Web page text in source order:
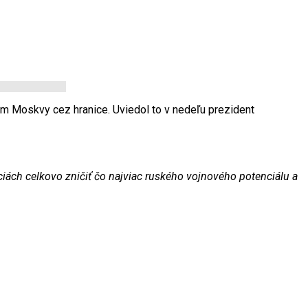
Moskvy cez hranice. Uviedol to v nedeľu prezident
celkovo zničiť čo najviac ruského vojnového potenciálu a